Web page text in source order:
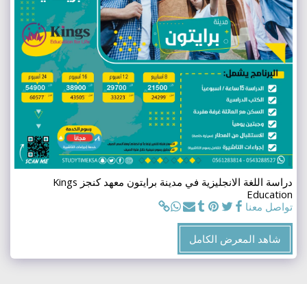
دراسة اللغة الانجليزية في مدينة برايتون معهد كنجز Kings
Education
تواصل معنا
شاهد المعرض الكامل